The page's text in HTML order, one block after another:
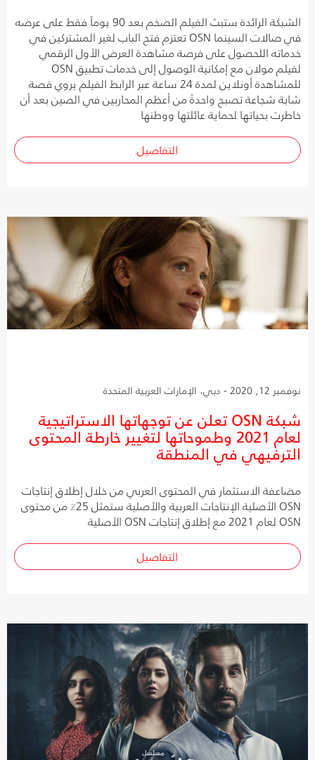
الشبكة الرائدة ستبث الفيلم الضخم بعد 90 يوماً فقط على عرضه
في صالات السينما OSN تعتزم فتح الباب لغير المشتركين في
خدماته اللحصول على فرصة مشاهدة العرض الأول الرقمي
لفيلم مولان مع إمكانية الوصول إلى خدمات تطبيق OSN
للمشاهدة أونلاين لمدة 24 ساعة عبر الرابط الفيلم يروي قصة
شابة شجاعة تصبح واحدةً من أعظم المحاربين في الصين بعد أن
خاطرت بحياتها لحماية عائلتها ووطنها
التفاصيل
نوفمبر 12, 2020 - دبي، الإمارات العربية المتحدة
شبكة OSN تعلن عن توجهاتها الاستراتيجية
لعام 2021 وطموحاتها لتغيير خارطة المحتوى
الترفيهي في المنطقة
مضاعفة الاستثمار في المحتوى العربي من خلال إطلاق إنتاجات
OSN الأصلية الإنتاجات العربية والأصلية ستمثل 25٪ من محتوى
OSN لعام 2021 مع إطلاق إنتاجات OSN الأصلية
التفاصيل